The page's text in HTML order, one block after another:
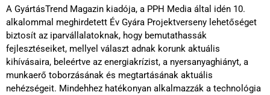
A GyártásTrend Magazin kiadója, a PPH Media által idén 10.
alkalommal meghirdetett Év Gyára Projektverseny lehetőséget
biztosít az iparvállalatoknak, hogy bemutathassák
fejlesztéseiket, mellyel választ adnak korunk aktuális
kihívásaira, beleértve az energiakrízist, a nyersanyaghiányt, a
munkaerő toborzásának és megtartásának aktuális
nehézségeit. Mindehhez hatékonyan alkalmazzák a technológia